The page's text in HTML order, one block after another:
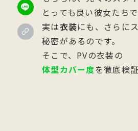
とっても良い彼女たちで
実は衣装にも、さらに
秘密があるのです。
そこで、PVの衣装の
体型カバー度を徹底検